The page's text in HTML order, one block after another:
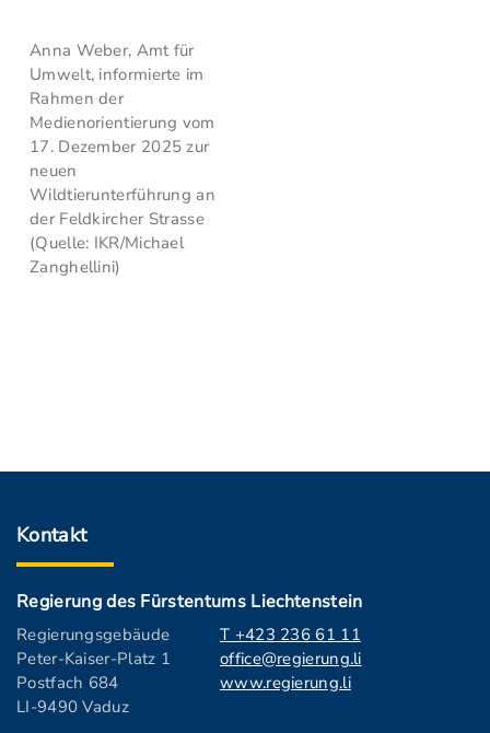
Anna Weber, Amt für
Umwelt, informierte im
Rahmen der
Medienorientierung vom
17. Dezember 2025 zur
neuen
Wildtierunterführung an
der Feldkircher Strasse
(Quelle: IKR/Michael
Zanghellini)
Kontakt
Regierung des Fürstentums Liechtenstein
Regierungsgebäude
Peter-Kaiser-Platz 1
Postfach 684
LI-9490 Vaduz
T +423 236 61 11
office@regierung.li
www.regierung.li